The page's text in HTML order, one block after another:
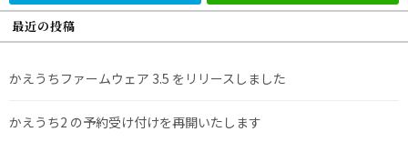
最近の投稿
かえうちファームウェア 3.5 をリリースしました
かえうち2 の予約受け付けを再開いたします